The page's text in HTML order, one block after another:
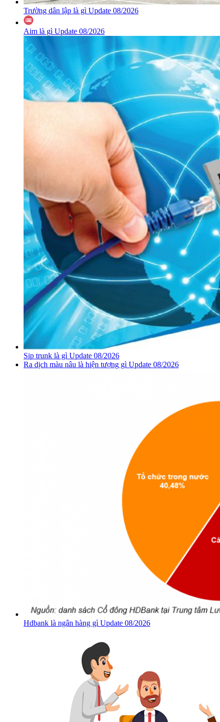
Trường dân lập là gì Update 08/2026
Aim là gì Update 08/2026
Sip trunk là gì Update 08/2026
Ra dịch màu nâu là hiện tượng gì Update 08/2026
Hdbank là ngân hàng gì Update 08/2026